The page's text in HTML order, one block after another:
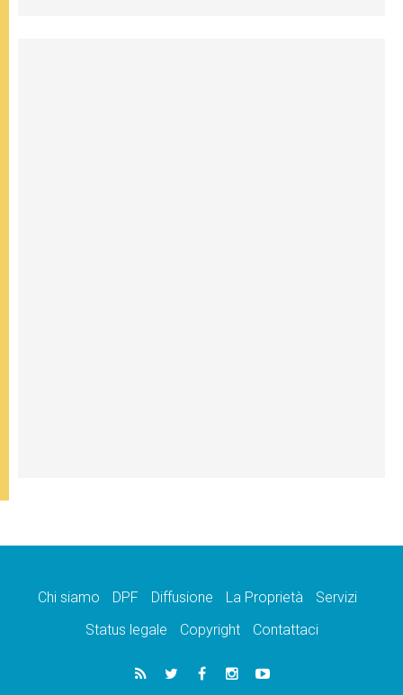
Chi siamo DPF Diffusione La Proprietà
Servizi
Status legale
Copyright Contattaci